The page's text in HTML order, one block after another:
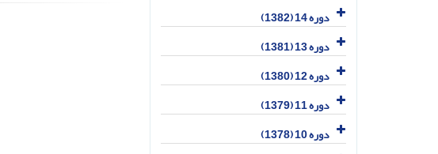
دوره 14 (1382)
دوره 13 (1381)
دوره 12 (1380)
دوره 11 (1379)
دوره 10 (1378)